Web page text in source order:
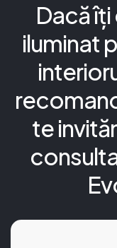
Dacă
iluminat
te